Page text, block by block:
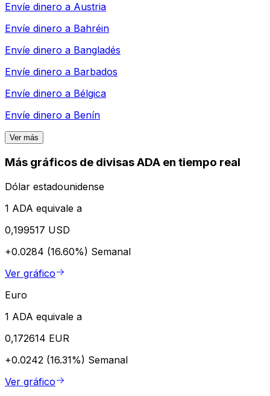
Envíe dinero a Austria
Envíe dinero a Bahréin
Envíe dinero a Bangladés
Envíe dinero a Barbados
Envíe dinero a Bélgica
Envíe dinero a Benín
Ver más
Más gráficos de divisas ADA en tiempo real
Dólar estadounidense
1 ADA equivale a
0,199517 USD
+0.0284 (16.60%) Semanal
Ver gráfico
Euro
1 ADA equivale a
0,172614 EUR
+0.0242 (16.31%) Semanal
Ver gráfico